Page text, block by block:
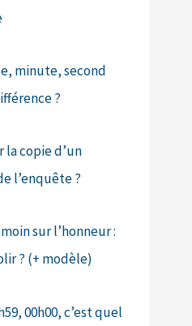
minute, second
?
copie d’un
l’enquête ?
sur l’honneur :
? (+ modèle)
00h00, c’est quel